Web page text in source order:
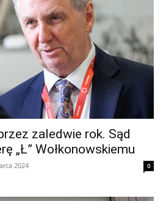
zaledwie rok. Sąd
„Ł” Wołkonowskiemu
2024 0